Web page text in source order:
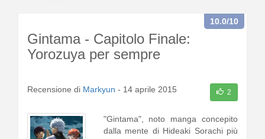
Gintama - Capitolo Finale:
Yorozuya per sempre
10.0/10
Recensione di Markyun - 14 aprile 2015 2
"Gintama", noto manga concepito
dalla mente di Hideaki Sorachi più